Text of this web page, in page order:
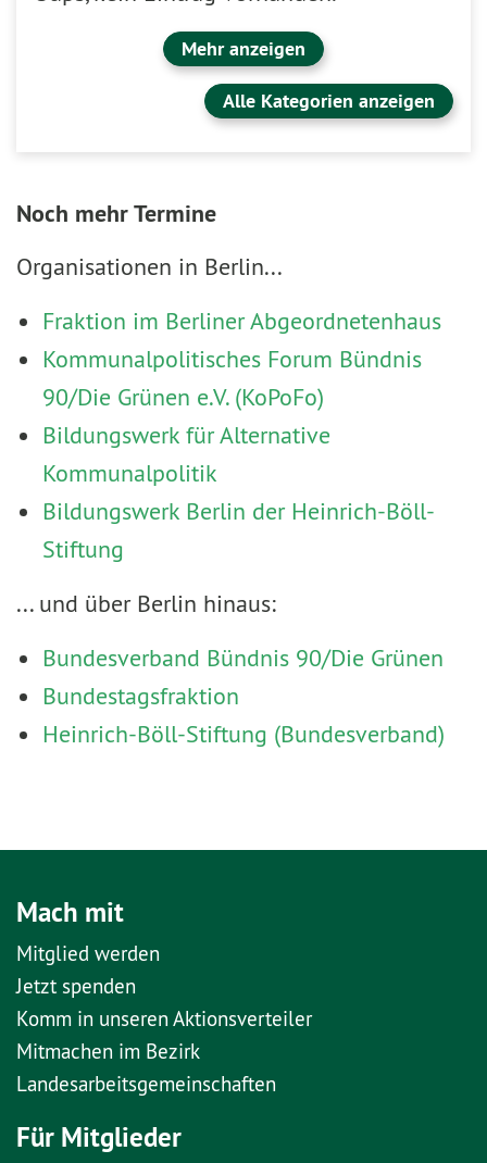
Mehr anzeigen
Alle Kategorien anzeigen
Noch mehr Termine
Organisationen in Berlin...
Fraktion im Berliner Abgeordnetenhaus
Kommunalpolitisches Forum Bündnis
90/Die Grünen e.V. (KoPoFo)
Bildungswerk für Alternative
Kommunalpolitik
Bildungswerk Berlin der Heinrich-Böll-
Stiftung
... und über Berlin hinaus:
Bundesverband Bündnis 90/Die Grünen
Bundestagsfraktion
Heinrich-Böll-Stiftung (Bundesverband)
Mach mit
Mitglied werden
Jetzt spenden
Komm in unseren Aktionsverteiler
Mitmachen im Bezirk
Landesarbeitsgemeinschaften
Für Mitglieder